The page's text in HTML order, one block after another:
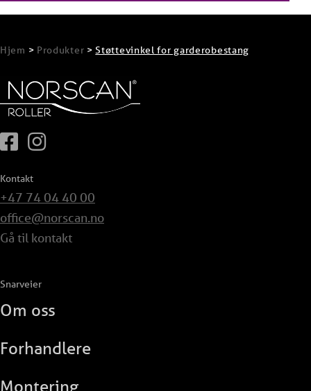
Hjem > Produkter >Støttevinkel for garderobestang
Kontakt
+47 74 04 40 00
office@norscan.no
Gå til kontakt
Snarveier
Om oss
Forhandlere
Montering